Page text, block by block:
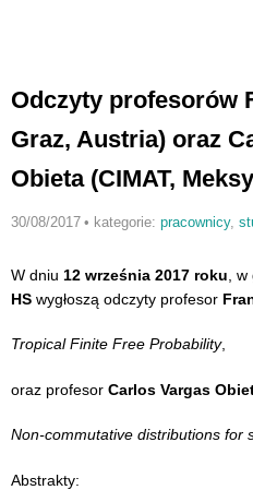
Odczyty profesorów
Graz, Austria) oraz
Obieta (CIMAT,
30/08/2017 • kategorie: pracownicy,
W dniu 12 września 2017 roku w
HS wygłoszą odczyty profesor
Tropical Finite Free Probability,
oraz profesor Carlos Vargas
Non-commutative distributions for
Abstrakty: